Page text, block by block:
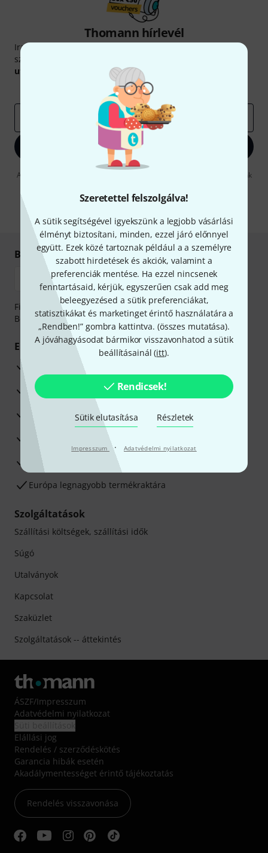
Szeretettel felszolgálva!
A sütik segítségével igyekszünk a legjobb vásárlási
élményt biztosítani, minden, ezzel járó előnnyel
együtt. Ezek közé tartoznak például a a személyre
szabott hirdetések és akciók, valamint a
preferenciák mentése. Ha ezzel nincsenek
fenntartásaid, kérjük, egyszerűen csak add meg
beleegyezésed a sütik preferenciákat,
statisztikákat és marketinget érintő használatára a
„Rendben!” gombra kattintva. (összes mutatása).
A jóváhagyásodat bármikor visszavonhatod a sütik
beállításainál (itt).
Rendicsek!
Sütik elutasítása Részletek
Impresszum · Adatvédelmi nyilatkozat
Thomann hírlevél
Iratkozz fel a Thomann angol nyelvű hírlevelére, és kis
szerencsével megnyerheted a
utalvány
Inspiráló gondolatok
Akciók
Bejelentkezés
A "Bejelentkezés" gombra kattintva elfogadja, hogy e-mailben küldjünk
információkat azdata protection guideline-ben talál.
Biztonságos vásárlás és fizetés
Fizessen biztonságosan, titkosítással: Banki átutalás vagy
Betéti- vagy hitelkártya segítségével
Előnyök
3 éves Thomann-garancia
30 napos pénzvisszafizetési garancia
Javítás/Szervizelés
Hozzáértők szaktanácsadása
Elégedettségi Garancia
Európa legnagyobb termékraktára
Szolgáltatások
Szállítási költségek, szállítási idők
Súgó
Utalványok
Kapcsolat
Szaküzlet
Szolgáltatások -- áttekintés
ÁSZF/Impresszum
Adatvédelmi nyilatkozat
Elállási jog
Rendelés / szerződéskötés
Garancia hibák esetén
Akadálymentességet érintő tájékoztatás
Rendelés visszavonása